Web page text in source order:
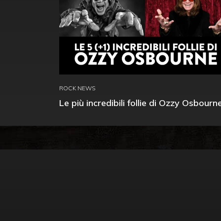
ROCK NEWS
Le più incredibili follie di Ozzy